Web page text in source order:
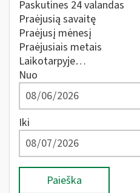
Paskutines 24 valandas
Praėjusią savaitę
Praėjusį mėnesį
Praėjusiais metais
Laikotarpyje…
Nuo
Iki
Paieška